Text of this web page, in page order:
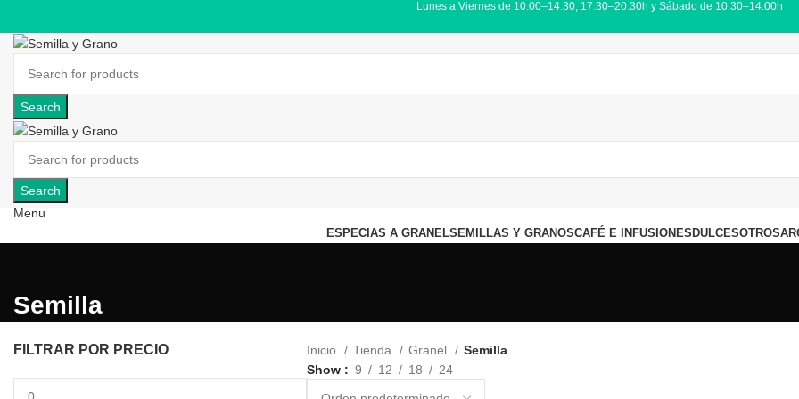
Lunes a Viernes de 10:00–14:30, 17:30–20:30h y Sábado de 10:30–14:00h
Search
Search
Menu
ESPECIAS A GRANELSEMILLAS Y GRANOSCAFÉ E INFUSIONESDULCESOTROS
Semilla
FILTRAR POR PRECIO Inicio Tienda Granel
Semilla
Show
9 12 18 24